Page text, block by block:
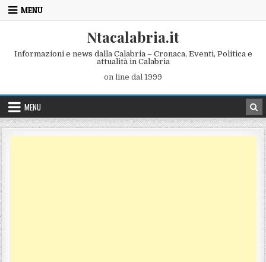
Skip to content
MENU
Ntacalabria.it
Informazioni e news dalla Calabria – Cronaca, Eventi, Politica e
attualità in Calabria
on line dal 1999
MENU